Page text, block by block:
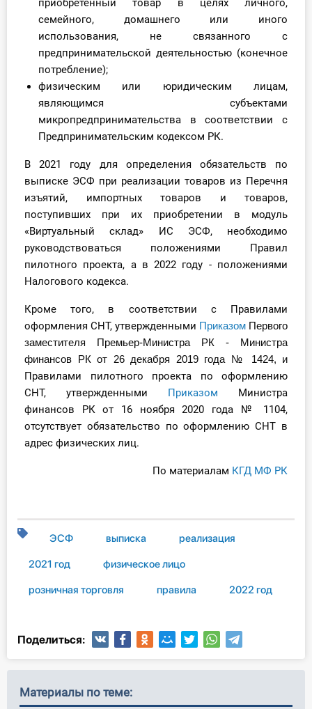
приобретенный товар в целях личного,
семейного, домашнего или иного
использования, не связанного с
предпринимательской деятельностью (конечное
потребление);
физическим или юридическим лицам,
являющимся субъектами
микропредпринимательства в соответствии с
Предпринимательским кодексом РК.
В 2021 году для определения обязательств по
выписке ЭСФ при реализации товаров из Перечня
изъятий, импортных товаров и товаров,
поступивших при их приобретении в модуль
«Виртуальный склад» ИС ЭСФ, необходимо
руководствоваться положениями Правил
пилотного проекта, а в 2022 году - положениями
Налогового кодекса.
Кроме того, в соответствии с Правилами
оформления СНТ, утвержденными Приказом Первого
заместителя Премьер-Министра РК - Министра
финансов РК от 26 декабря 2019 года № 1424, и
Правилами пилотного проекта по оформлению
СНТ, утвержденными
Приказом Министра
финансов РК от 16 ноября 2020 года № 1104,
отсутствует обязательство по оформлению СНТ в
адрес физических лиц.
По материалам КГД МФ РК
ЭСФ выписка реализация
2021 год физическое лицо
розничная торговля правила 2022 год
Поделиться:
Материалы по теме: